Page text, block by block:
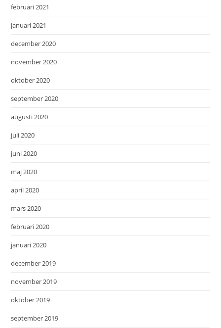
februari 2021
januari 2021
december 2020
november 2020
oktober 2020
september 2020
augusti 2020
juli 2020
juni 2020
maj 2020
april 2020
mars 2020
februari 2020
januari 2020
december 2019
november 2019
oktober 2019
september 2019